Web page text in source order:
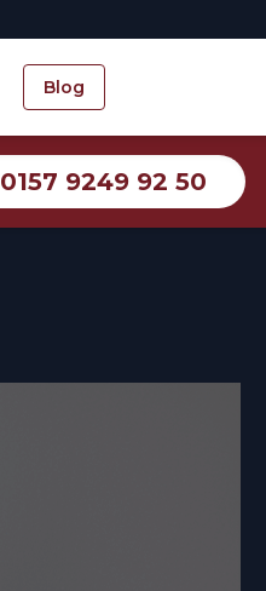
Blog
0157 9249 92 50